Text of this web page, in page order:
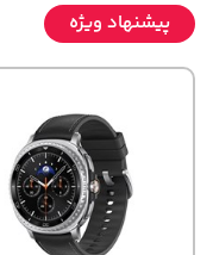
پیشنهاد ویژه